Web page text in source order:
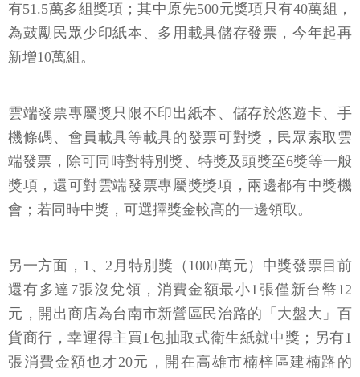
有51.5萬多組獎項；其中原先500元獎項只有40萬組，
為鼓勵民眾少印紙本、多用載具儲存發票，今年起再
新增10萬組。
雲端發票專屬獎只限不印出紙本、儲存於悠遊卡、手
機條碼、會員載具等載具的發票可對獎，民眾索取雲
端發票，除可同時對特別獎、特獎及頭獎至6獎等一般
獎項，還可對雲端發票專屬獎獎項，兩邊都有中獎機
會；若同時中獎，可選擇獎金較高的一邊領取。
另一方面，1、2月特別獎（1000萬元）中獎發票目前
還有多達7張沒兌領，消費金額最小1張僅新台幣12
元，開出商店為台南市新營區民治路的「大盤大」百
貨商行，幸運得主買1包抽取式衛生紙就中獎；另有1
張消費金額也才20元，開在高雄市楠梓區建楠路的